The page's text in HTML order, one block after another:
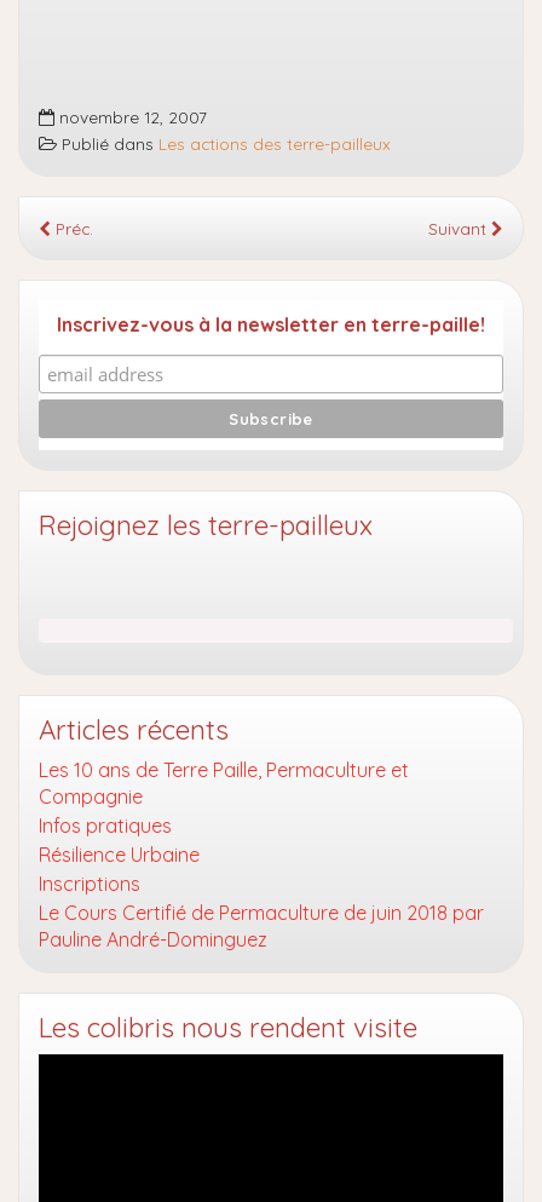
novembre 12, 2007
Publié dans Les actions des terre-pailleux
Préc. Suivant
Inscrivez-vous à la newsletter en terre-paille!
Rejoignez les terre-pailleux
Articles récents
Les 10 ans de Terre Paille, Permaculture et
Compagnie
Infos pratiques
Résilience Urbaine
Inscriptions
Le Cours Certifié de Permaculture de juin 2018 par
Pauline André-Dominguez
Les colibris nous rendent visite